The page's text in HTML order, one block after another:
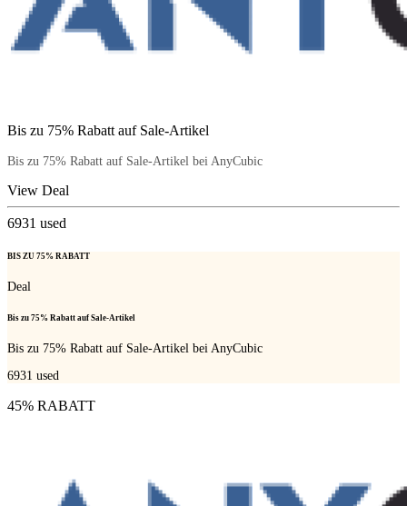
Bis zu 75% Rabatt auf Sale-Artikel
Bis zu 75% Rabatt auf Sale-Artikel bei AnyCubic
View Deal
6931 used
BIS ZU 75% RABATT
Deal
Bis zu 75% Rabatt auf Sale-Artikel
Bis zu 75% Rabatt auf Sale-Artikel bei AnyCubic
6931 used
45% RABATT